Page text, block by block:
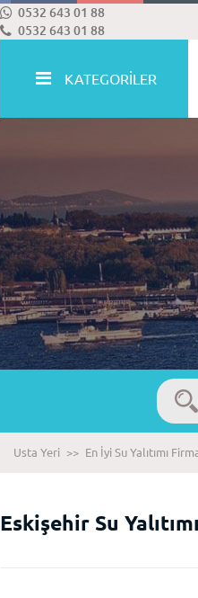
0532 643 01 88
0532 643 01 88
KATEGORİLER
Usta Yeri >> En İyi Su Yalıtımı
Eskişehir Su